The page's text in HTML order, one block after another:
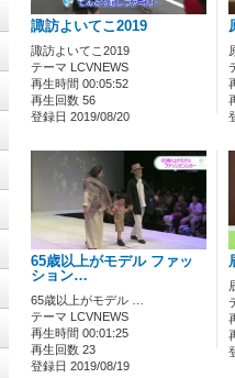
諏訪よいてこ2019
諏訪よいてこ2019
テーマ LCVNEWS
再生時間 00:05:52
再生回数 56
登録日 2019/08/20
65歳以上がモデル ファッ
ション…
65歳以上がモデル …
テーマ LCVNEWS
再生時間 00:01:25
再生回数 23
登録日 2019/08/19